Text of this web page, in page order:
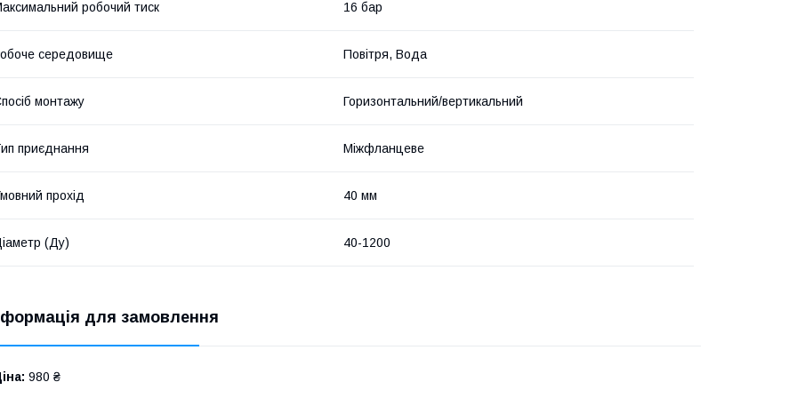
робочий тиск 16 бар
середовище Повітря, Вода
монтажу Горизонтальний/вертикальний
приєднання Міжфланцеве
прохід 40 мм
(Ду) 40-1200
для замовлення
980 ₴